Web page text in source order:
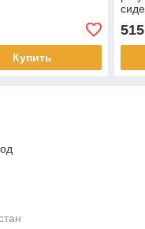
Купить
515